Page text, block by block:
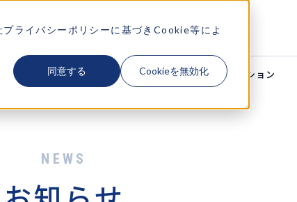
ライバシーポリシーに基づきCookie等によ
同意する Cookieを無効化
テクノアが大切にするもの 企業情報 ソリューション